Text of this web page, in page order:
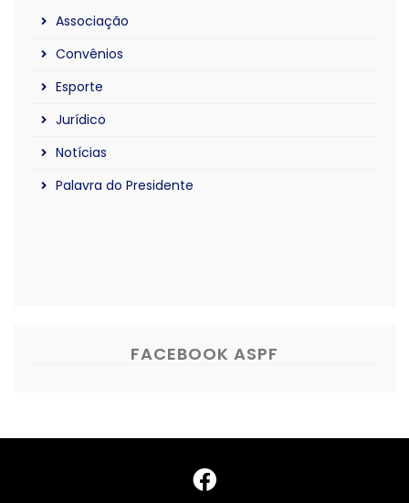
Associação
Convênios
Esporte
Jurídico
Notícias
Palavra do Presidente
FACEBOOK ASPF